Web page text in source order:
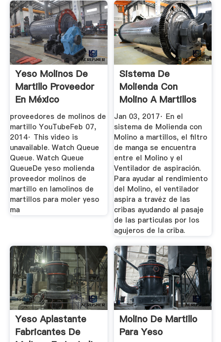
Yeso Molinos De
Martillo Proveedor
En México
proveedores de molinos de
martillo YouTubeFeb 07,
2014· This video is
unavailable. Watch Queue
Queue. Watch Queue
QueueDe yeso molienda
proveedor molinos de
martillo en lamolinos de
martillos para moler yeso
ma
Sistema De
Molienda Con
Molino A Martillos
Engormix
Jan 03, 2017· En el
sistema de Molienda con
Molino a martillos, el filtro
de manga se encuentra
entre el Molino y el
Ventilador de aspiración.
Para ayudar al rendimiento
del Molino, el ventilador
aspira a travéz de las
cribas ayudando al pasaje
de las particulas por los
agujeros de la criba.
Yeso Aplastante
Fabricantes De
Molino De Martillo
Para Yeso